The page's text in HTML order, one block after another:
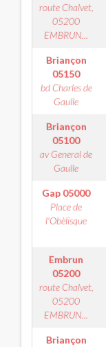
route Chalvet,
05200
EMBRUN...
Briançon
05150
bd Charles de
Gaulle
Briançon
05100
av General de
Gaulle
Gap 05000
Place de
l'Obèlisque
Embrun
05200
route Chalvet,
05200
EMBRUN...
Briançon